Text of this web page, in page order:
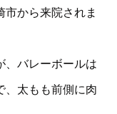
市から来院されま
、バレーボールは
、太もも前側に肉